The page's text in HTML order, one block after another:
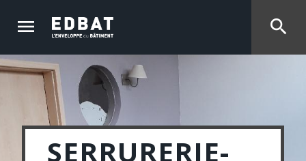
menu search
SERRURERIE-